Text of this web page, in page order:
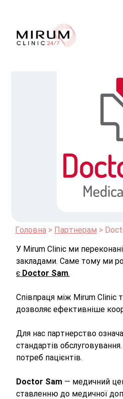
Головна Партнерам
У Mirum Clinic ми
закладами. Саме тому ми
є Doctor Sam.
Співпраця між Mirum Clinic
дозволяє ефективніше
Для нас партнерство
стандартів
потреб пацієнтів.
Doctor Sam — медичний
ставленню до медичної